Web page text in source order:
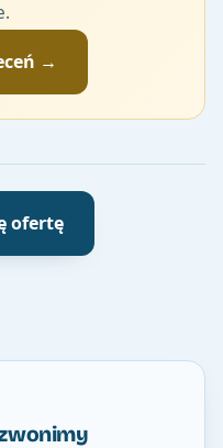
→
ofertę